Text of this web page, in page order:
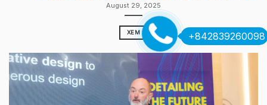
August 29, 2025
XEM +842839260098